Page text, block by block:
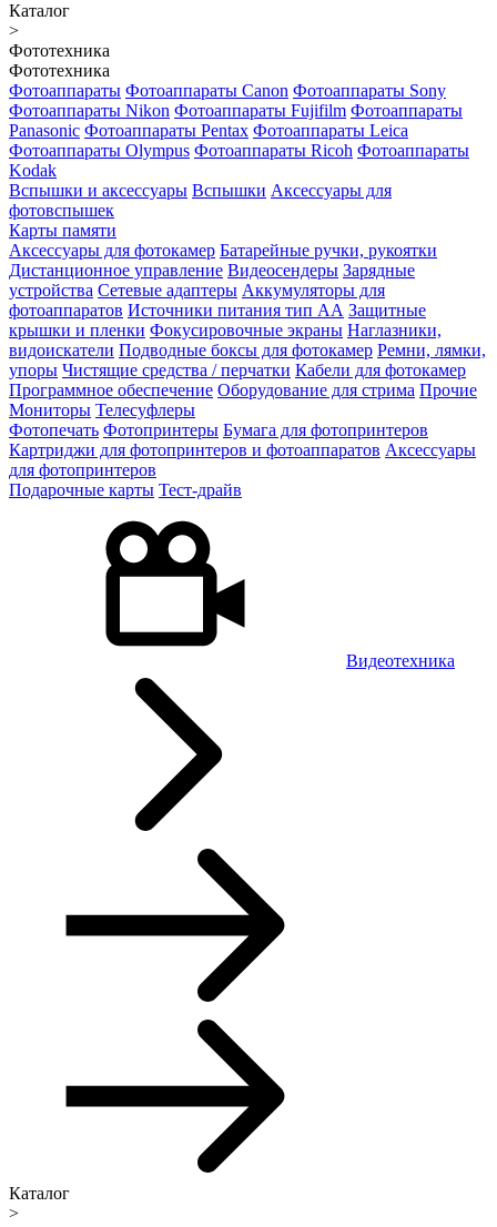
Каталог
>
Фототехника
Фототехника
Фотоаппараты Фотоаппараты Canon Фотоаппараты Sony
Фотоаппараты Nikon Фотоаппараты Fujifilm Фотоаппараты
Panasonic Фотоаппараты Pentax Фотоаппараты Leica
Фотоаппараты Olympus Фотоаппараты Ricoh Фотоаппараты
Kodak
Вспышки и аксессуары Вспышки Аксессуары для
фотовспышек
Карты памяти
Аксессуары для фотокамер Батарейные ручки, рукоятки
Дистанционное управление Видеосендеры Зарядные
устройства Сетевые адаптеры Аккумуляторы для
фотоаппаратов Источники питания тип АА Защитные
крышки и пленки Фокусировочные экраны Наглазники,
видоискатели Подводные боксы для фотокамер Ремни, лямки,
упоры Чистящие средства / перчатки Кабели для фотокамер
Программное обеспечение Оборудование для стрима Прочие
Мониторы Телесуфлеры
Фотопечать Фотопринтеры Бумага для фотопринтеров
Картриджи для фотопринтеров и фотоаппаратов Аксессуары
для фотопринтеров
Подарочные карты Тест-драйв
Видеотехника
Каталог
>